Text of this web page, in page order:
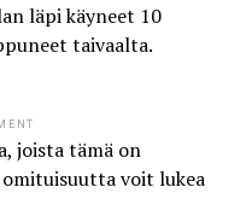
läpi käyneet 10
taivaalta.
joista tämä on
voit lukea